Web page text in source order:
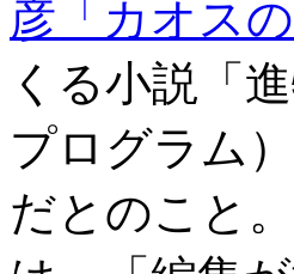
彦「カオス
くる小説「
プログラム
だとのこと。